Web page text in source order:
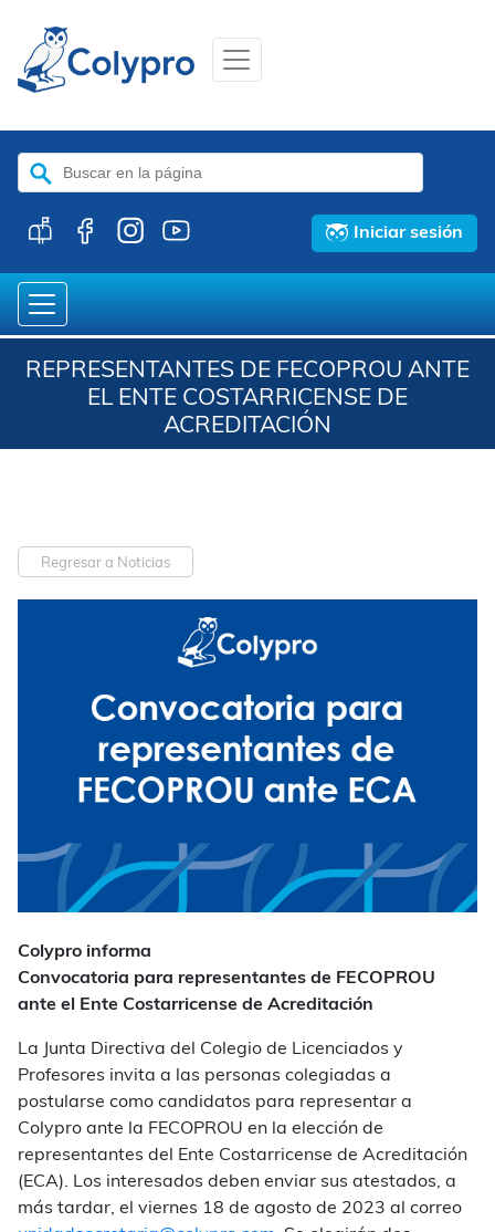
Buscar:
Iniciar sesión
REPRESENTANTES DE FECOPROU ANTE
EL ENTE COSTARRICENSE DE
ACREDITACIÓN
Regresar a Noticias
Colypro informa
Convocatoria para representantes de FECOPROU
ante el Ente Costarricense de Acreditación
La Junta Directiva del Colegio de Licenciados y
Profesores invita a las personas colegiadas a
postularse como candidatos para representar a
Colypro ante la FECOPROU en la elección de
representantes del Ente Costarricense de Acreditación
(ECA). Los interesados deben enviar sus atestados, a
más tardar, el viernes 18 de agosto de 2023 al correo